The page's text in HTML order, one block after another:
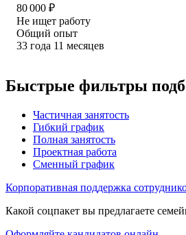
80 000 ₽
Не ищет работу
Общий опыт
33 года 11 месяцев
Быстрые фильтры
Частичная занятость
Гибкий график
Полная занятость
Проектная работа
Сменный график
Корпоративная поддержка
Какой соцпакет вы предлагаете